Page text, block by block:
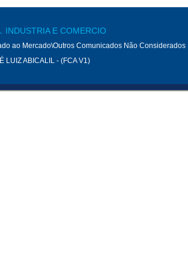
INDUSTRIA E COMERCIO
ao Mercado\Outros Comunicados Não Considerados
LUIZ ABICALIL - (FCA V1)